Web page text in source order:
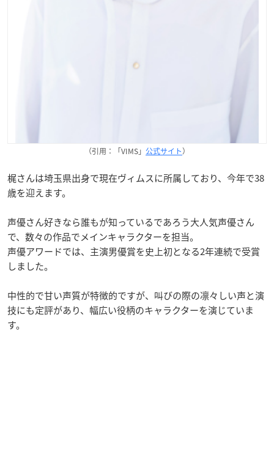
（引用：「VIMS」 公式サイト）
梶さんは埼玉県出身で現在ヴィムスに所属しており、今年で38
歳を迎えます。
声優さん好きなら誰もが知っているであろう大人気声優さん
で、数々の作品でメインキャラクターを担当。
声優アワードでは、主演男優賞を史上初となる2年連続で受賞
しました。
中性的で甘い声質が特徴的ですが、叫びの際の凛々しい声と演
技にも定評があり、幅広い役柄のキャラクターを演じていま
す。